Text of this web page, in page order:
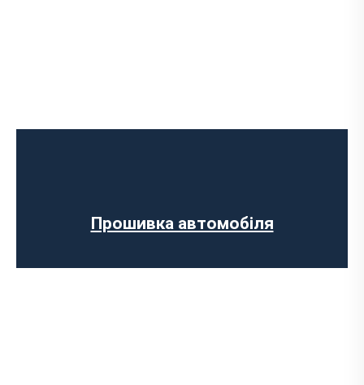
Прошивка автомобіля
Програмне відключення датчика NOX
Прошивка ЄВРО-2